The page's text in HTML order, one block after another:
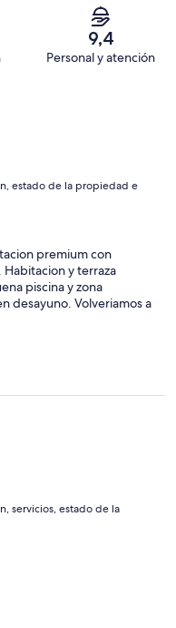
9,4
Personal y atención
estado de la propiedad e
premium con
y terraza
piscina y zona
desayuno. Volveriamos a
servicios, estado de la